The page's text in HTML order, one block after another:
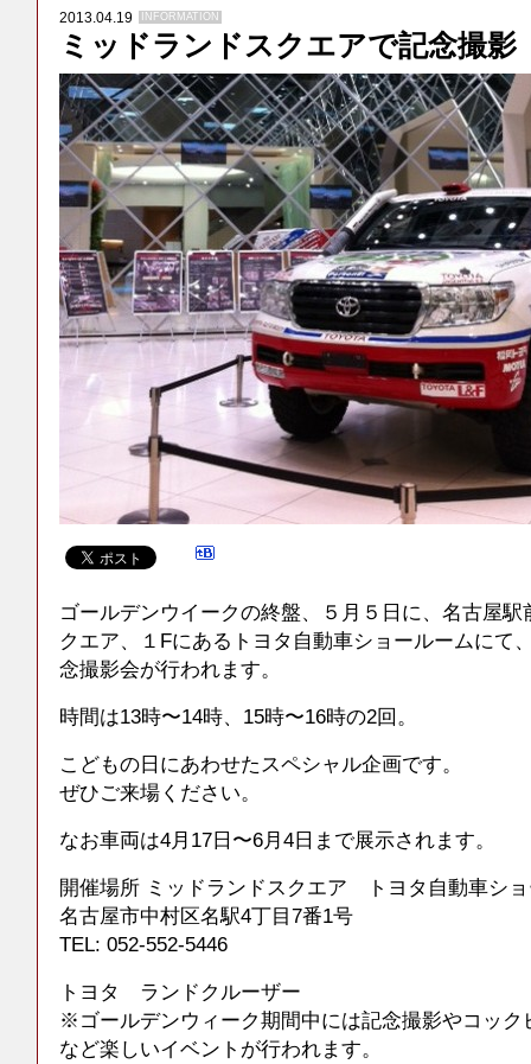
2013.04.19 INFORMATION
ミッドランドスクエアで記念撮影
ゴールデンウイークの終盤、５月５日に、名古屋
クエア、１Fにあるトヨタ自動車ショールームにて
念撮影会が行われます。
時間は13時〜14時、15時〜16時の2回。
こどもの日にあわせたスペシャル企画です。
ぜひご来場ください。
なお車両は4月17日〜6月4日まで展示されます。
開催場所 ミッドランドスクエア トヨタ自動車シ
名古屋市中村区名駅4丁目7番1号
TEL: 052-552-5446
トヨタ ランドクルーザー
※ゴールデンウィーク期間中には記念撮影やコック
など楽しいイベントが行われます。